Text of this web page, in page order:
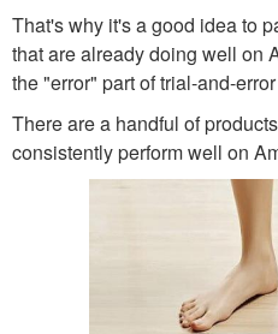
That's why it's a good idea to
that are already doing well on
the "error" part of trial-and-
There are a handful of
consistently perform well on